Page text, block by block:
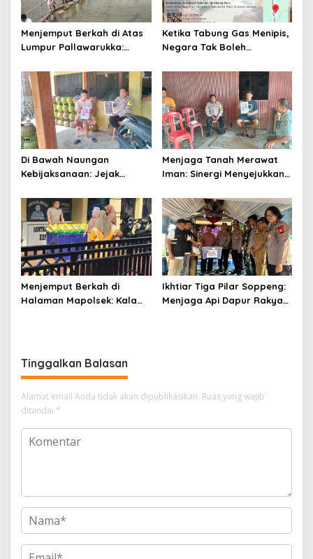
Menjemput Berkah di Atas
Lumpur Pallawarukka:
yang Merawat Kehidupan
Ketika Tabung Gas Menipis,
Negara Tak Boleh
Di Bawah Naungan
Kebijaksanaan: Jejak
Menjaga Amanah dan
Kehangatan
Menjaga Tanah Merawat
Iman: Sinergi Menyejukkan
Soppeng
Menjemput Berkah di
Halaman Mapolsek: Kala
Ikhtiar Tiga Pilar Soppeng:
Menjaga Api Dapur Rakyat
Tinggalkan Balasan
Alamat email Anda tidak akan dipublikasikan. Ruas yang wajib
ditandai *